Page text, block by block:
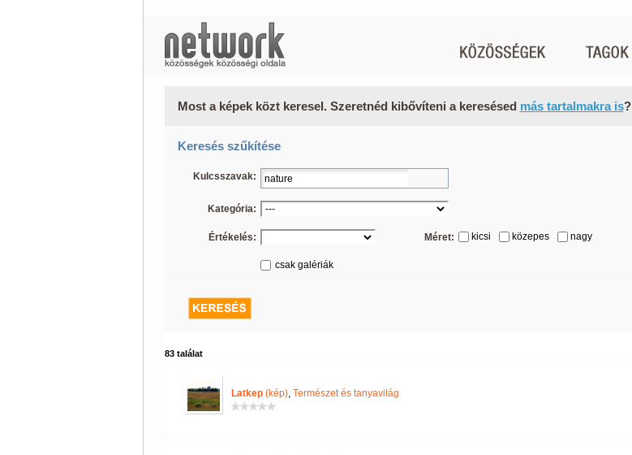
Most a képek közt keresel. Szeretnéd kibővíteni a keresésed más tartalmakra is?
Keresés szűkítése
Kulcsszavak:
Kategória:
Értékelés: Méret: kicsi közepes nagy
csak galériák
83 találat
Latkep(kép), Természet és tanyavilág